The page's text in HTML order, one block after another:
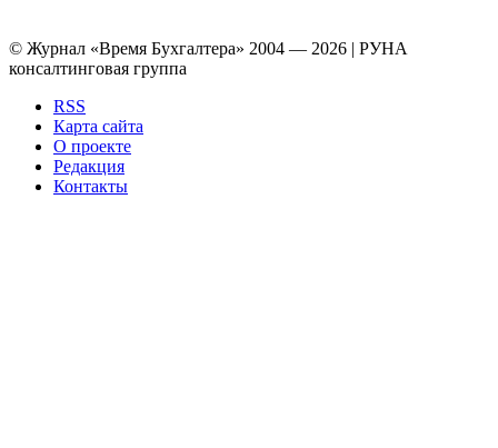
© Журнал «Время Бухгалтера» 2004 — 2026 | РУНА
консалтинговая группа
RSS
Карта сайта
О проекте
Редакция
Контакты